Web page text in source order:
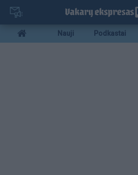
Pereiti
pagrindinį
turinį
Mobile
menu
Nauji Podkastai